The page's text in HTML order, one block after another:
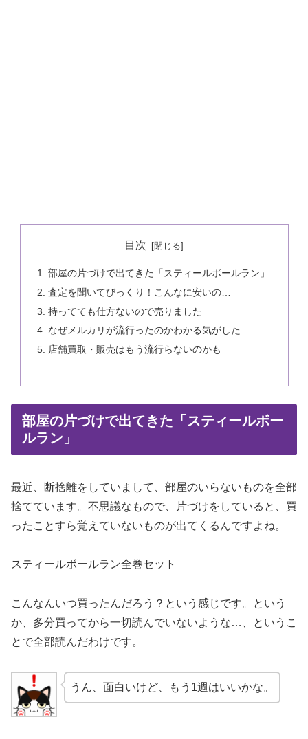
目次
部屋の片づけで出てきた「スティールボールラン」
査定を聞いてびっくり！こんなに安いの…
持ってても仕方ないので売りました
なぜメルカリが流行ったのかわかる気がした
店舗買取・販売はもう流行らないのかも
部屋の片づけで出てきた「スティールボー
ルラン」
最近、断捨離をしていまして、部屋のいらないものを全部
捨てています。不思議なもので、片づけをしていると、買
ったことすら覚えていないものが出てくるんですよね。
スティールボールラン全巻セット
こんなんいつ買ったんだろう？という感じです。という
か、多分買ってから一切読んでいないような…、というこ
とで全部読んだわけです。
うん、面白いけど、もう1週はいいかな。